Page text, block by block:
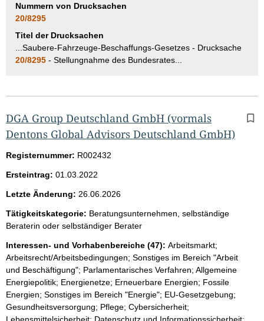
Nummern von Drucksachen
20/8295
Titel der Drucksachen
...Saubere-Fahrzeuge-Beschaffungs-Gesetzes - Drucksache
20/8295 - Stellungnahme des Bundesrates...
DGA Group Deutschland GmbH (vormals
Dentons Global Advisors Deutschland GmbH)
Registernummer: R002432
Ersteintrag: 01.03.2022
Letzte Änderung: 26.06.2026
Tätigkeitskategorie: Beratungsunternehmen, selbständige
Beraterin oder selbständiger Berater
Interessen- und Vorhabenbereiche (47): Arbeitsmarkt;
Arbeitsrecht/Arbeitsbedingungen; Sonstiges im Bereich "Arbeit
und Beschäftigung"; Parlamentarisches Verfahren; Allgemeine
Energiepolitik; Energienetze; Erneuerbare Energien; Fossile
Energien; Sonstiges im Bereich "Energie"; EU-Gesetzgebung;
Gesundheitsversorgung; Pflege; Cybersicherheit;
Lebensmittelsicherheit; Datenschutz und Informationssicherheit;